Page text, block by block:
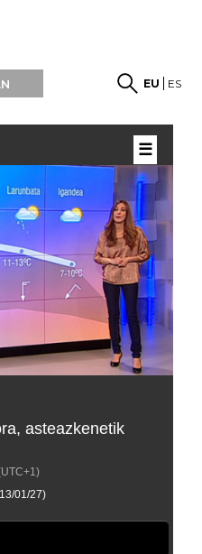
EU ES
asteazkenetik
01/27)
☰